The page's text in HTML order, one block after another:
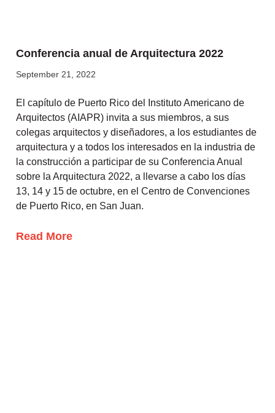
Conferencia anual de Arquitectura 2022
September 21, 2022
El capítulo de Puerto Rico del Instituto Americano de
Arquitectos (AIAPR) invita a sus miembros, a sus
colegas arquitectos y diseñadores, a los estudiantes de
arquitectura y a todos los interesados en la industria de
la construcción a participar de su Conferencia Anual
sobre la Arquitectura 2022, a llevarse a cabo los días
13, 14 y 15 de octubre, en el Centro de Convenciones
de Puerto Rico, en San Juan.
Read More